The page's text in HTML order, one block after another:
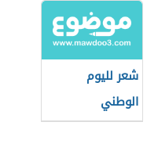
شعر لليوم
الوطني